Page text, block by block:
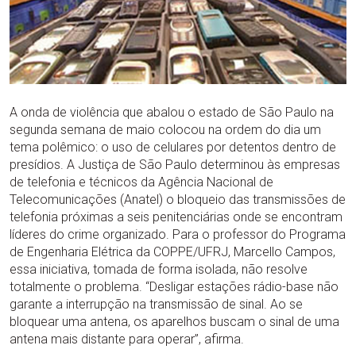
A onda de violência que abalou o estado de São Paulo na
segunda semana de maio colocou na ordem do dia um
tema polêmico: o uso de celulares por detentos dentro de
presídios. A Justiça de São Paulo determinou às empresas
de telefonia e técnicos da Agência Nacional de
Telecomunicações (Anatel) o bloqueio das transmissões de
telefonia próximas a seis penitenciárias onde se encontram
líderes do crime organizado. Para o professor do Programa
de Engenharia Elétrica da COPPE/UFRJ, Marcello Campos,
essa iniciativa, tomada de forma isolada, não resolve
totalmente o problema. “Desligar estações rádio-base não
garante a interrupção na transmissão de sinal. Ao se
bloquear uma antena, os aparelhos buscam o sinal de uma
antena mais distante para operar”, afirma.